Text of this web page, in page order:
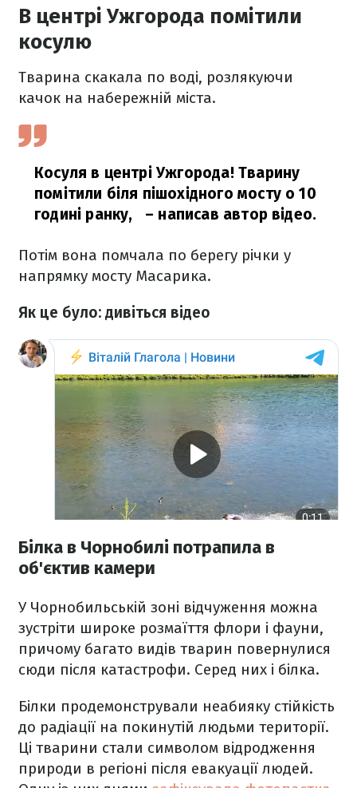
В центрі Ужгорода помітили
косулю
Тварина скакала по воді, розлякуючи
качок на набережній міста.
Косуля в центрі Ужгорода! Тварину
помітили біля пішохідного мосту о 10
годині ранку,
– написав автор відео.
Потім вона помчала по берегу річки у
напрямку мосту Масарика.
Як це було: дивіться відео
Білка в Чорнобилі потрапила в
об'єктив камери
У Чорнобильській зоні відчуження можна
зустріти широке розмаїття флори і фауни,
причому багато видів тварин повернулися
сюди після катастрофи. Серед них і білка.
Білки продемонстрували неабияку стійкість
до радіації на покинутій людьми території.
Ці тварини стали символом відродження
природи в регіоні після евакуації людей.